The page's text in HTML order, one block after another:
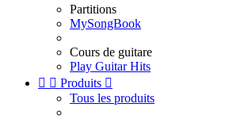
Partitions
MySongBook
Cours de guitare
Play Guitar Hits
  Produits 
Tous les produits